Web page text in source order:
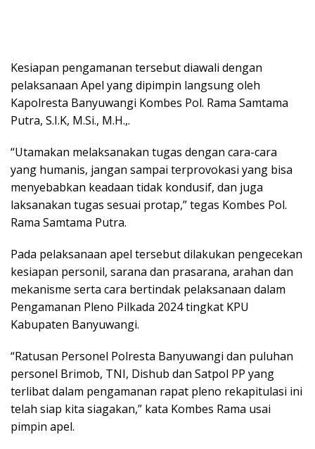
Kesiapan pengamanan tersebut diawali dengan
pelaksanaan Apel yang dipimpin langsung oleh
Kapolresta Banyuwangi Kombes Pol. Rama Samtama
Putra, S.I.K, M.Si., M.H.,.
“Utamakan melaksanakan tugas dengan cara-cara
yang humanis, jangan sampai terprovokasi yang bisa
menyebabkan keadaan tidak kondusif, dan juga
laksanakan tugas sesuai protap,” tegas Kombes Pol.
Rama Samtama Putra.
Pada pelaksanaan apel tersebut dilakukan pengecekan
kesiapan personil, sarana dan prasarana, arahan dan
mekanisme serta cara bertindak pelaksanaan dalam
Pengamanan Pleno Pilkada 2024 tingkat KPU
Kabupaten Banyuwangi.
“Ratusan Personel Polresta Banyuwangi dan puluhan
personel Brimob, TNI, Dishub dan Satpol PP yang
terlibat dalam pengamanan rapat pleno rekapitulasi ini
telah siap kita siagakan,” kata Kombes Rama usai
pimpin apel.